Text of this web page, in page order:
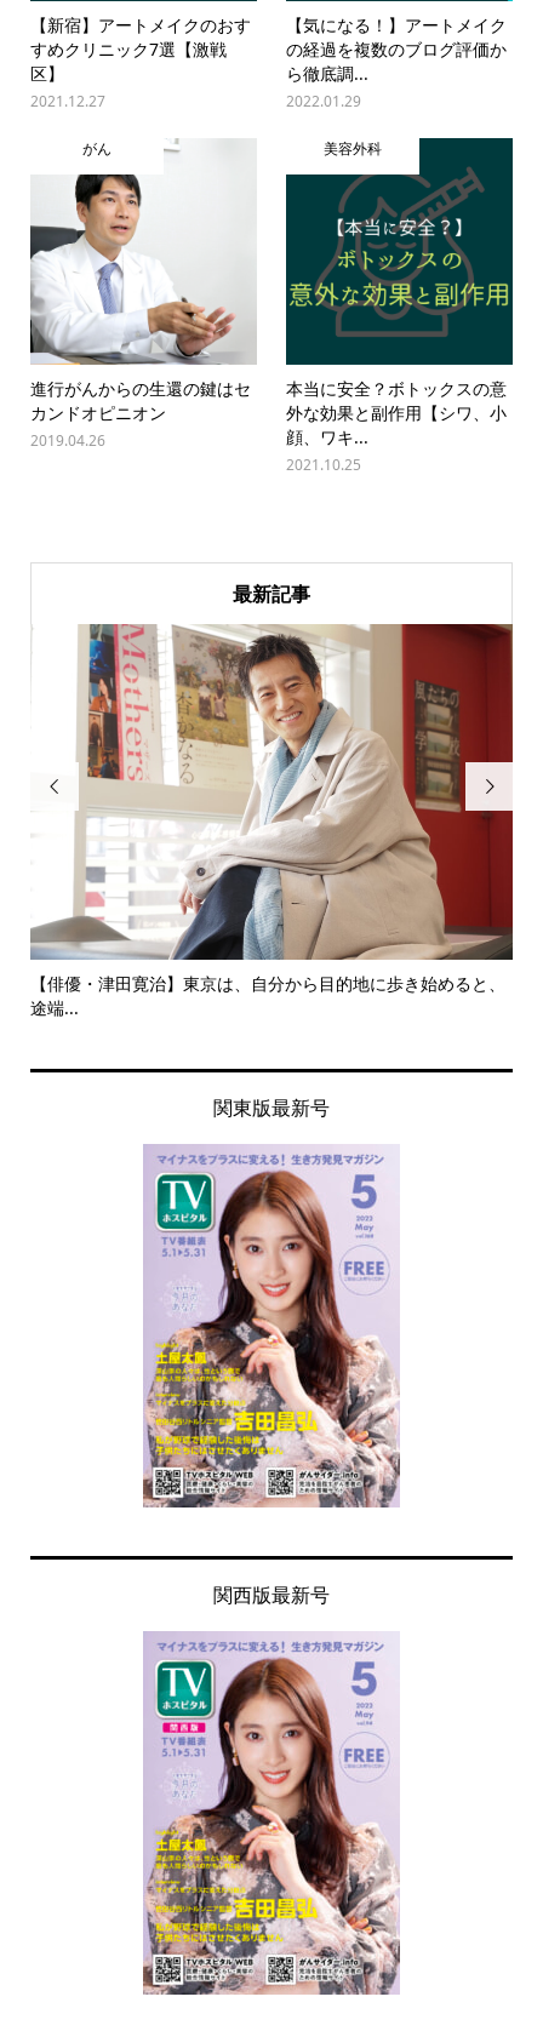
【新宿】アートメイクのおす
すめクリニック7選【激戦
区】
2021.12.27
【気になる！】アートメイク
の経過を複数のブログ評価か
ら徹底調...
2022.01.29
がん
進行がんからの生還の鍵はセ
カンドオピニオン
2019.04.26
美容外科
本当に安全？ボトックスの意
外な効果と副作用【シワ、小
顔、ワキ...
2021.10.25
最新記事

【俳優・津田寛治】東京は、自分から目的地に歩き始めると、
途端...

関東版最新号
関西版最新号